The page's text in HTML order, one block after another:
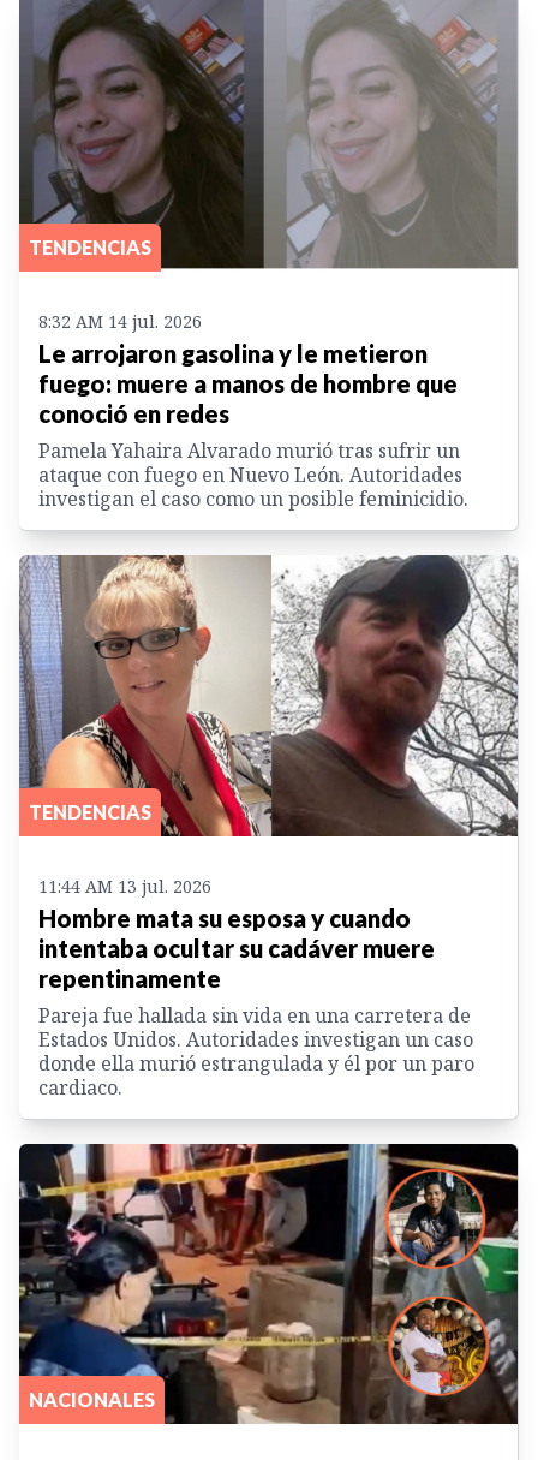
TENDENCIAS
8:32 AM 14 jul. 2026
Le arrojaron gasolina y le metieron
fuego: muere a manos de hombre que
conoció en redes
Pamela Yahaira Alvarado murió tras sufrir un
ataque con fuego en Nuevo León. Autoridades
investigan el caso como un posible feminicidio.
TENDENCIAS
11:44 AM 13 jul. 2026
Hombre mata su esposa y cuando
intentaba ocultar su cadáver muere
repentinamente
Pareja fue hallada sin vida en una carretera de
Estados Unidos. Autoridades investigan un caso
donde ella murió estrangulada y él por un paro
cardiaco.
NACIONALES